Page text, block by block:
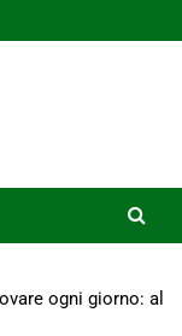
ogni giorno: al